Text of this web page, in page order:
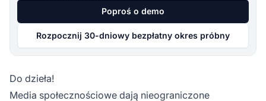
Poproś o demo
Rozpocznij 30-dniowy bezpłatny okres próbny
Do dzieła!
Media społecznościowe dają nieograniczone